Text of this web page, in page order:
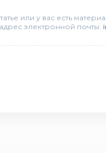
или у вас есть
электронной почты: